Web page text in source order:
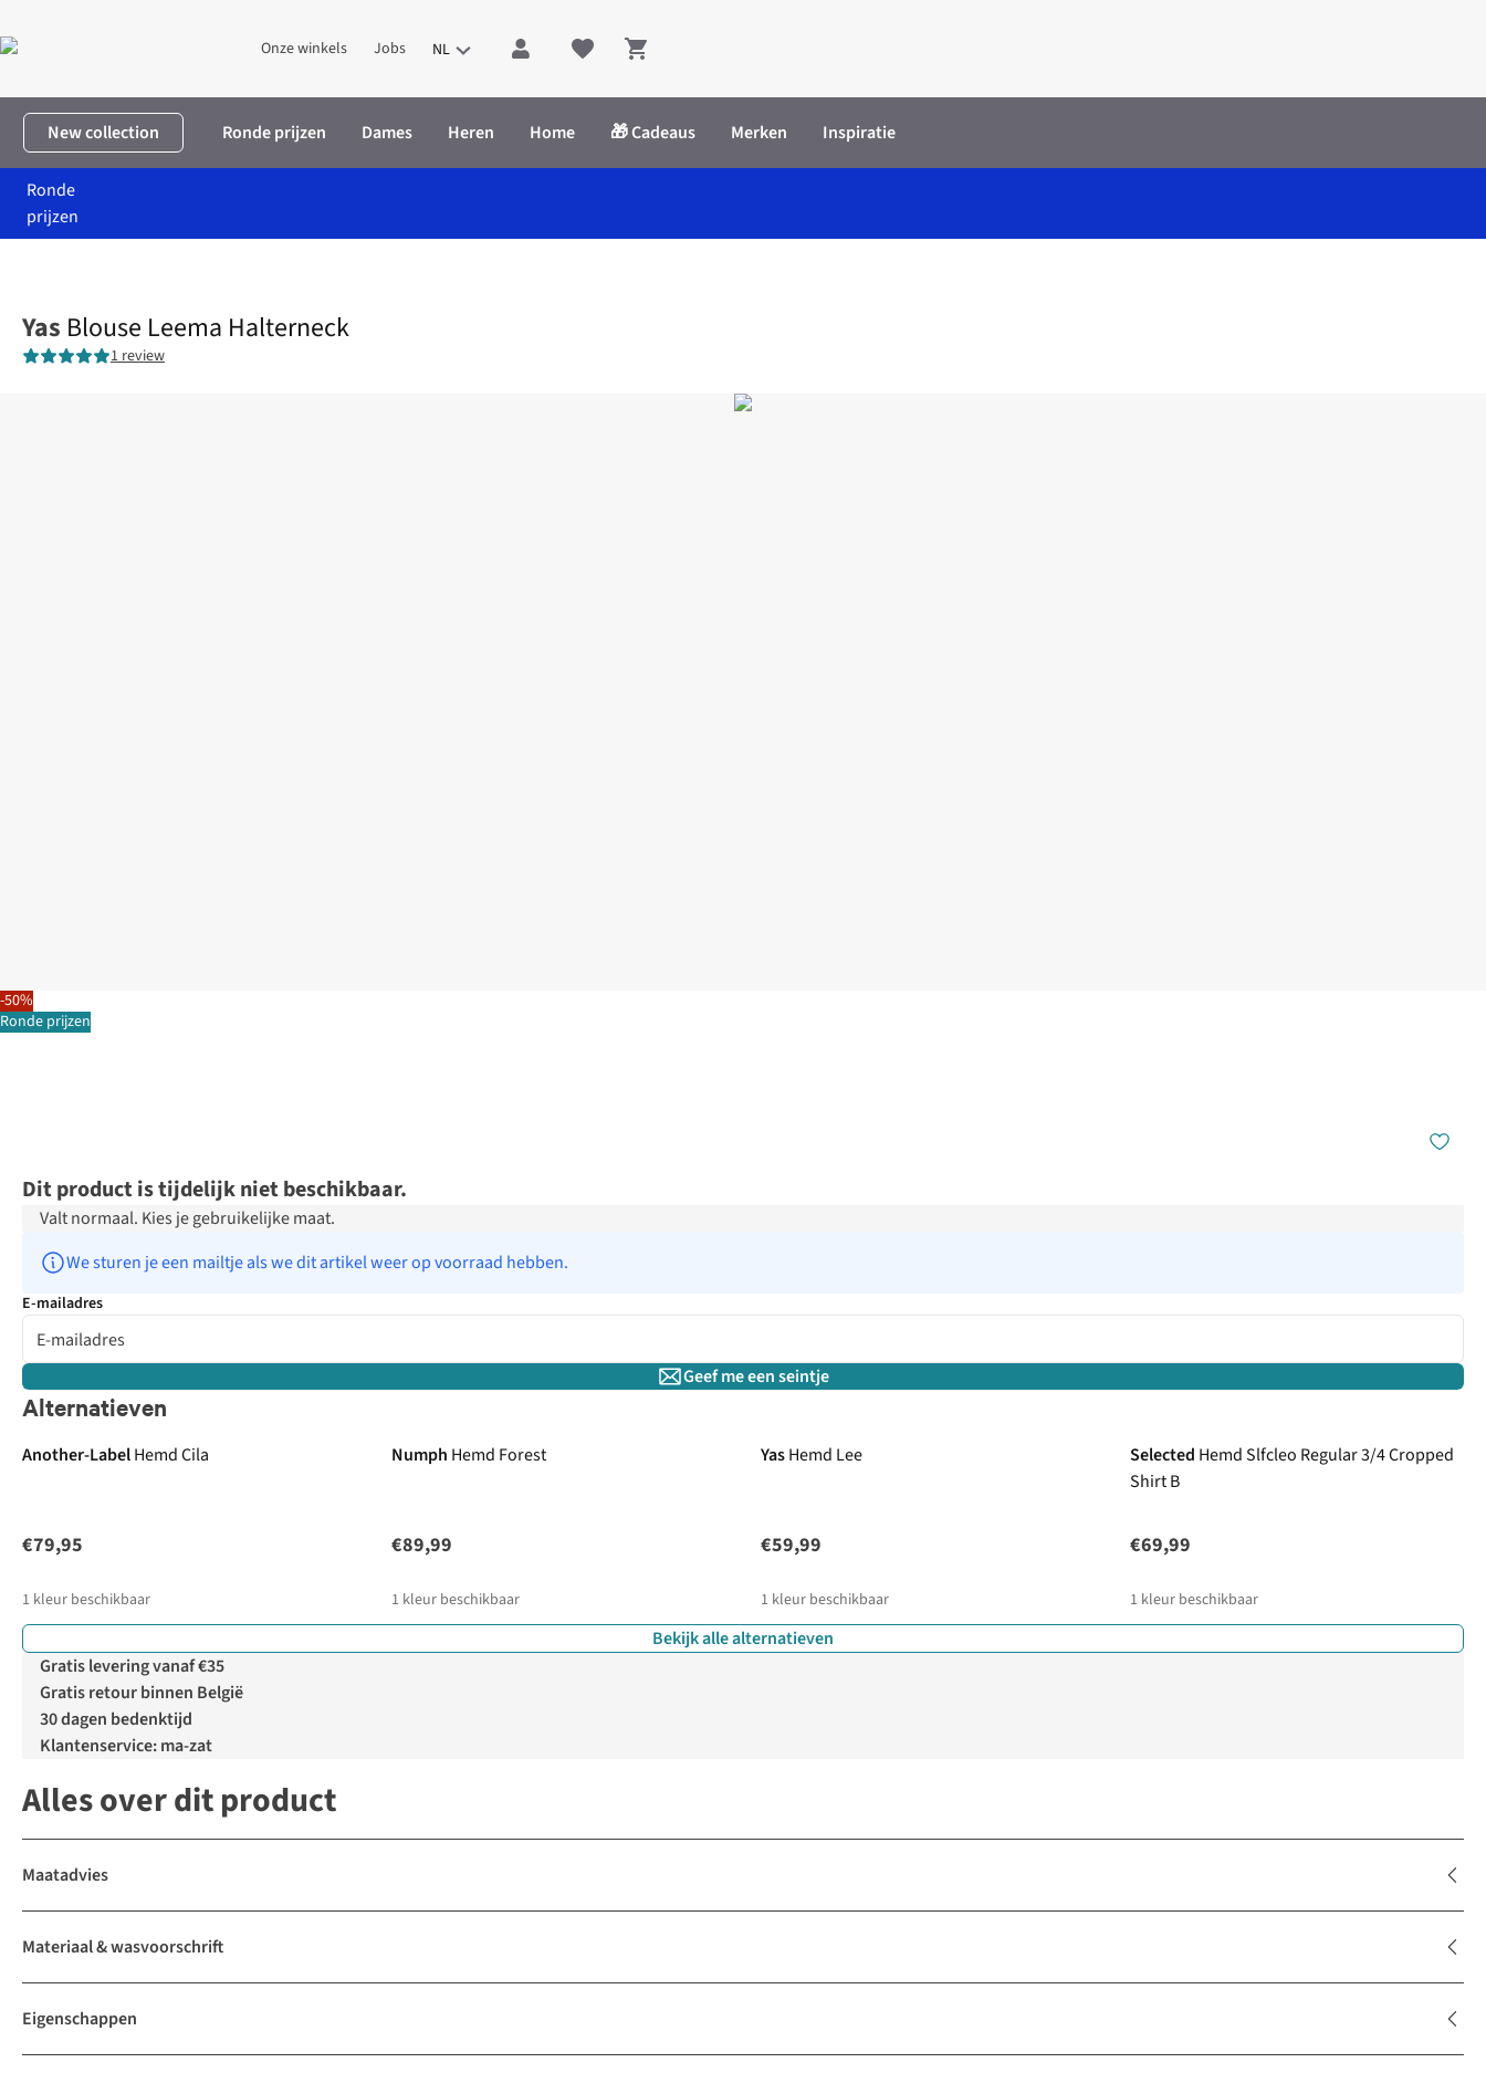
Onze winkels Jobs NL Shopping cart
New collection Ronde prijzen Dames Heren Home 🎁 Cadeaus Merken Inspiratie
Ronde
prijzen
-50%
Ronde prijzen
Yas Blouse Leema Halterneck
1 review
Dit product is tijdelijk niet beschikbaar.
Valt normaal. Kies je gebruikelijke maat.
We sturen je een mailtje als we dit artikel weer op voorraad hebben.
E-mailadres
Geef me een seintje
Alternatieven
Another-LabelHemd Cila
€79,95
1 kleur beschikbaar
Numph Hemd Forest
€89,99
1 kleur beschikbaar
YasHemd Lee
€59,99
1 kleur beschikbaar
Selected Hemd Slfcleo Regular 3/4 Cropped
Shirt B
€69,99
1 kleur beschikbaar
Bekijk alle alternatieven
Gratis levering vanaf €35
Gratis retour binnen België
30 dagen bedenktijd
Klantenservice: ma-zat
Alles over dit product
Maatadvies
Materiaal & wasvoorschrift
Eigenschappen